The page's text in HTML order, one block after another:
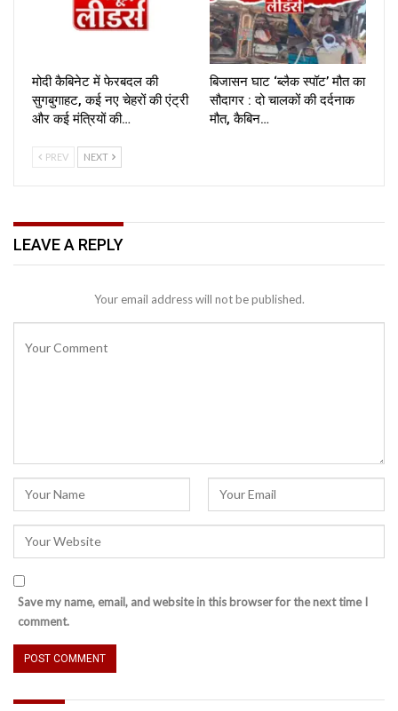
मोदी कैबिनेट में फेरबदल की
सुगबुगाहट, कई नए चेहरों की एंट्री
और कई मंत्रियों की…
बिजासन घाट ‘ब्लैक स्पॉट’ मौत का
सौदागर : दो चालकों की दर्दनाक
मौत, कैबिन…
PREV NEXT
LEAVE A REPLY
Your email address will not be published.
Save my name, email, and website in this browser for the next time I
comment.